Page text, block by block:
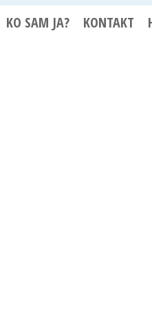
KO SAM JA? KONTAKT